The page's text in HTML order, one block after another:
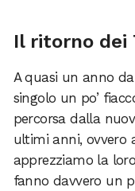
Il ritorno dei
A quasi un anno
singolo un po’
percorsa dalla
ultimi anni, ovvero
apprezziamo la
fanno davvero un